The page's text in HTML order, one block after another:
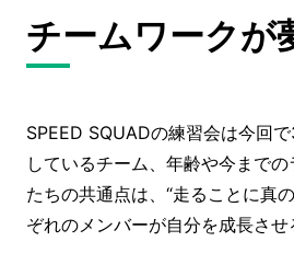
チームワークが
SPEED SQUADの練習会は今回
しているチーム、年齢や今まで
たちの共通点は、“走ることに真
ぞれのメンバーが自分を成長させ